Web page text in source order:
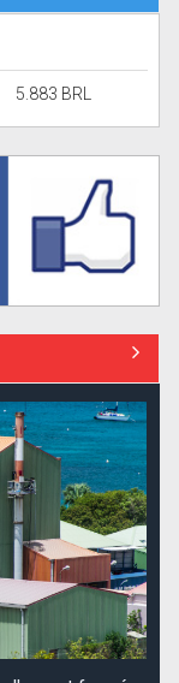
5.883 BRL